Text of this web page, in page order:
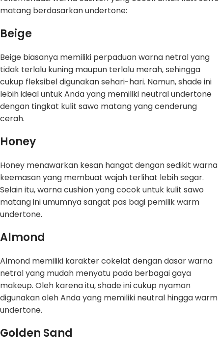
matang berdasarkan undertone:
Beige
Beige biasanya memiliki perpaduan warna netral yang
tidak terlalu kuning maupun terlalu merah, sehingga
cukup fleksibel digunakan sehari-hari. Namun, shade ini
lebih ideal untuk Anda yang memiliki neutral undertone
dengan tingkat kulit sawo matang yang cenderung
cerah.
Honey
Honey menawarkan kesan hangat dengan sedikit warna
keemasan yang membuat wajah terlihat lebih segar.
Selain itu, warna cushion yang cocok untuk kulit sawo
matang ini umumnya sangat pas bagi pemilik warm
undertone.
Almond
Almond memiliki karakter cokelat dengan dasar warna
netral yang mudah menyatu pada berbagai gaya
makeup. Oleh karena itu, shade ini cukup nyaman
digunakan oleh Anda yang memiliki neutral hingga warm
undertone.
Golden Sand